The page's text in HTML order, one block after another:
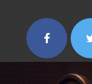
contenido